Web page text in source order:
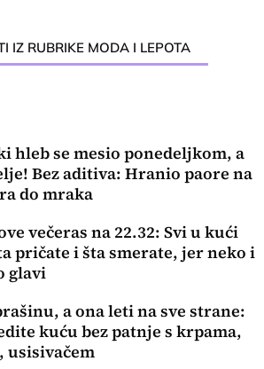
IZ RUBRIKE MODA I LEPOTA
hleb se mesio ponedeljkom, a
Bez aditiva: Hranio paore na
do mraka
večeras na 22.32: Svi u kući
pričate i šta smerate, jer neko i
glavi
a ona leti na sve strane:
kuću bez patnje s krpama,
usisivačem